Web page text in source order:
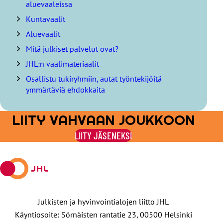
y
s
l
u
e
t
t
o
aluevaaleissa
Kuntavaalit
Aluevaalit
Mitä julkiset palvelut ovat?
JHL:n vaalimateriaalit
Osallistu tukiryhmiin, autat työntekijöitä
ymmärtäviä ehdokkaita
LIITY VAHVAAN JOUKKOON
LIITY JÄSENEKSI
Julkisten ja hyvinvointialojen liitto JHL
Käyntiosoite: Sörnäisten rantatie 23, 00500 Helsinki